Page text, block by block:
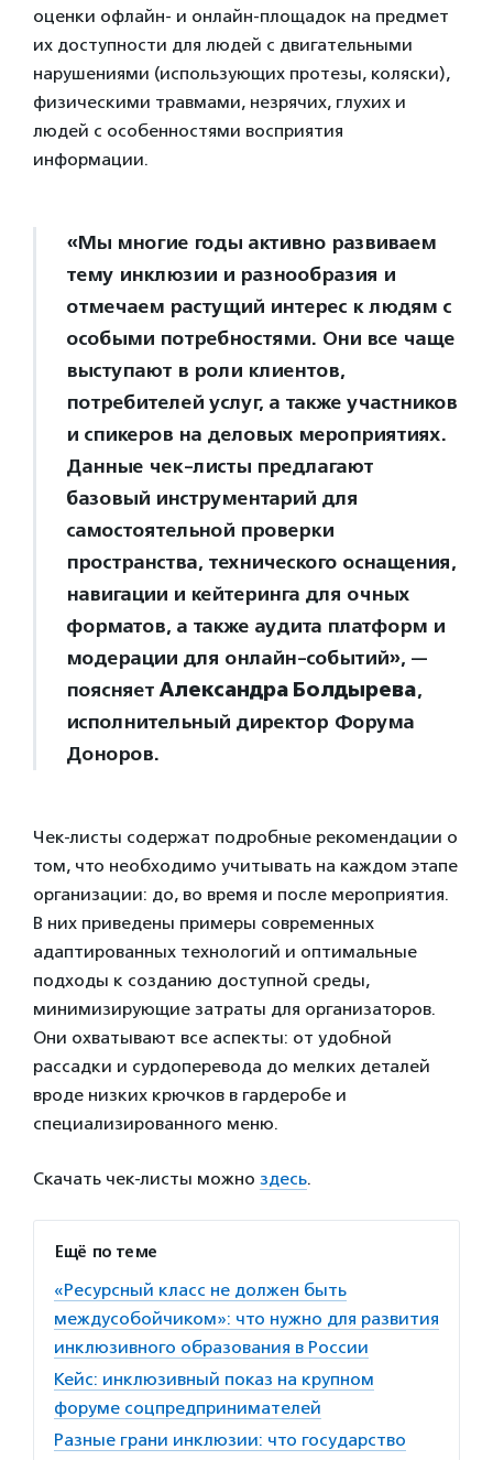
оценки офлайн- и онлайн-площадок на предмет
их доступности для людей с двигательными
нарушениями (использующих протезы, коляски),
физическими травмами, незрячих, глухих и
людей с особенностями восприятия
информации.
«Мы многие годы активно развиваем
тему инклюзии и разнообразия и
отмечаем растущий интерес к людям с
особыми потребностями. Они все чаще
выступают в роли клиентов,
потребителей услуг, а также участников
и спикеров на деловых мероприятиях.
Данные чек-листы предлагают
базовый инструментарий для
самостоятельной проверки
пространства, технического оснащения,
навигации и кейтеринга для очных
форматов, а также аудита платформ и
модерации для онлайн-событий», —
поясняет Александра Болдырева,
исполнительный директор Форума
Доноров.
Чек-листы содержат подробные рекомендации о
том, что необходимо учитывать на каждом этапе
организации: до, во время и после мероприятия.
В них приведены примеры современных
адаптированных технологий и оптимальные
подходы к созданию доступной среды,
минимизирующие затраты для организаторов.
Они охватывают все аспекты: от удобной
рассадки и сурдоперевода до мелких деталей
вроде низких крючков в гардеробе и
специализированного меню.
Скачать чек-листы можно здесь.
Ещё по теме
«Ресурсный класс не должен быть
междусобойчиком»: что нужно для развития
инклюзивного образования в России
Кейс: инклюзивный показ на крупном
форуме соцпредпринимателей
Разные грани инклюзии: что государство